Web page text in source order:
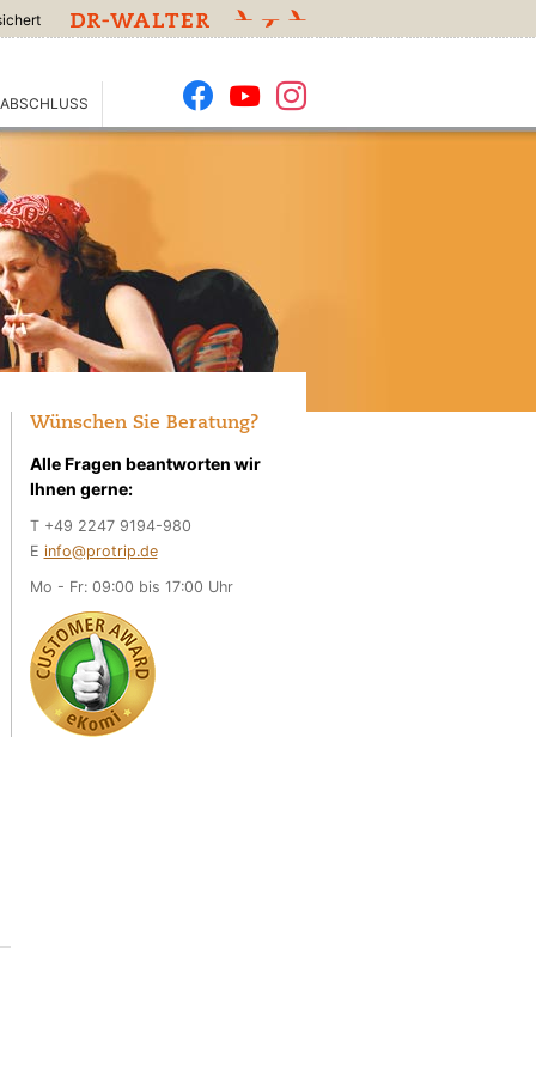
Wünschen Sie Beratung?
Alle Fragen beantworten wir
Ihnen gerne:
T +49 2247 9194-980
E info@protrip.de
Mo - Fr: 09:00 bis 17:00 Uhr